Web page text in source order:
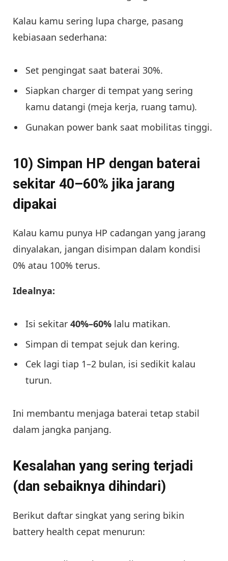
Kalau kamu sering lupa charge, pasang
kebiasaan sederhana:
Set pengingat saat baterai 30%.
Siapkan charger di tempat yang sering
kamu datangi (meja kerja, ruang tamu).
Gunakan power bank saat mobilitas tinggi.
10) Simpan HP dengan baterai
sekitar 40–60% jika jarang
dipakai
Kalau kamu punya HP cadangan yang jarang
dinyalakan, jangan disimpan dalam kondisi
0% atau 100% terus.
Idealnya:
Isi sekitar 40%–60% lalu matikan.
Simpan di tempat sejuk dan kering.
Cek lagi tiap 1–2 bulan, isi sedikit kalau
turun.
Ini membantu menjaga baterai tetap stabil
dalam jangka panjang.
Kesalahan yang sering terjadi
(dan sebaiknya dihindari)
Berikut daftar singkat yang sering bikin
battery health cepat menurun: